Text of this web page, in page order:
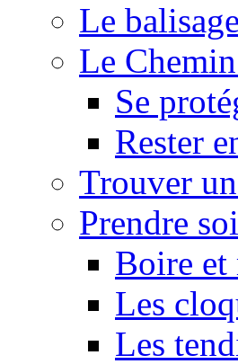
Le
Le
Se
Rester
Trouver
Prendre
Boire
Les
Les